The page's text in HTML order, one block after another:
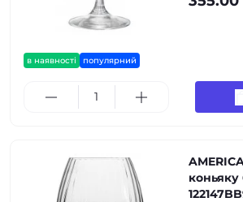
в наявності популярний